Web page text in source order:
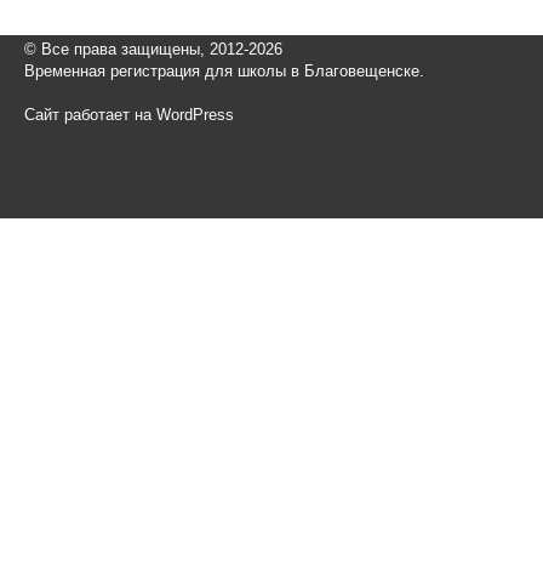
© Все права защищены, 2012-2026
Временная регистрация для школы в Благовещенске.
Сайт работает на WordPress